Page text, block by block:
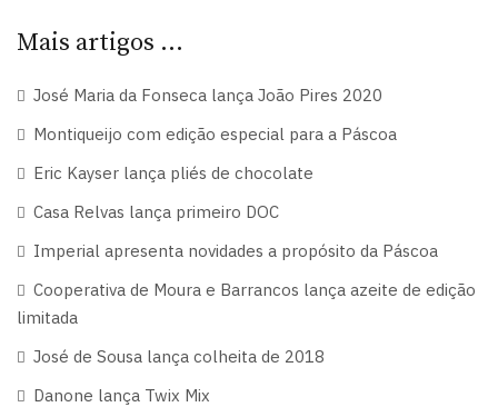
Mais artigos …
José Maria da Fonseca lança João Pires 2020
Montiqueijo com edição especial para a Páscoa
Eric Kayser lança pliés de chocolate
Casa Relvas lança primeiro DOC
Imperial apresenta novidades a propósito da Páscoa
Cooperativa de Moura e Barrancos lança azeite de edição
limitada
José de Sousa lança colheita de 2018
Danone lança Twix Mix